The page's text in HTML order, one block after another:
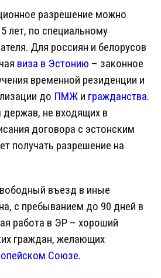
разрешение можно
лет, по специальному
Для россиян и белорусов
виза в Эстонию – законное
временной резиденции и
до ПМЖ и гражданства.
не входящих в
договора с эстонским
получать разрешение на
въезд в иные
с пребыванием до 90 дней в
работа в ЭР – хороший
граждан, желающих
Союзе.